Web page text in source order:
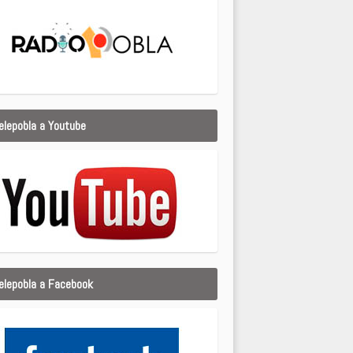
a Youtube
a Facebook